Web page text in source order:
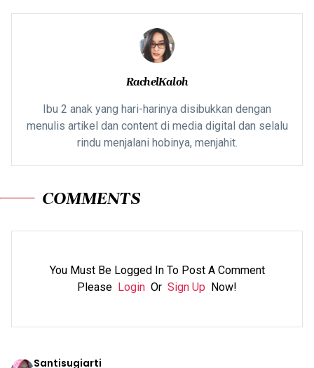
RachelKaloh
Ibu 2 anak yang hari-harinya disibukkan dengan
menulis artikel dan content di media digital dan selalu
rindu menjalani hobinya, menjahit.
COMMENTS
You Must Be Logged In To Post A Comment
Please Login Or Sign Up Now!
Santisugiarti